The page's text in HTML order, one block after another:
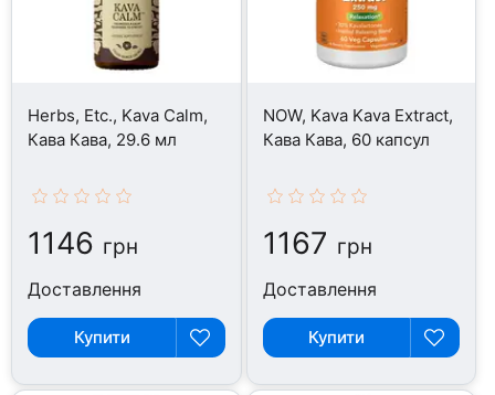
Herbs, Etc., Kava Calm,
Кава Кава, 29.6 мл
1146 грн
Доставлення
Купити
NOW, Kava Kava Extract,
Кава Кава, 60 капсул
1167 грн
Доставлення
Купити